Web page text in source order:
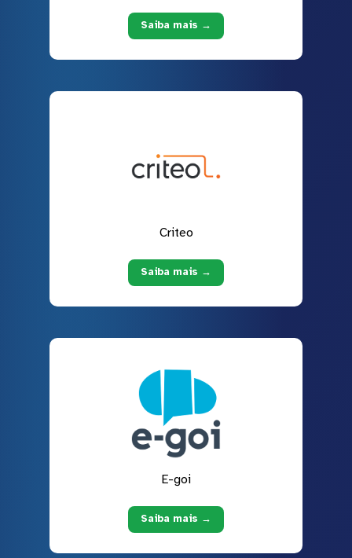
Saiba mais →
Criteo
Saiba mais →
E-goi
Saiba mais →